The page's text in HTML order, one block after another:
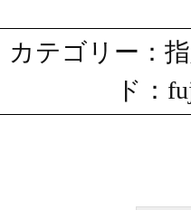
カテゴリー：
ド：